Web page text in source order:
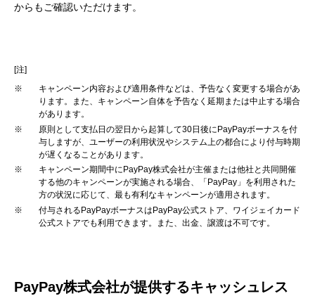
からもご確認いただけます。
[注]
※
キャンペーン内容および適用条件などは、予告なく変更する場合があ
ります。また、キャンペーン自体を予告なく延期または中止する場合
があります。
※
原則として支払日の翌日から起算して30日後にPayPayボーナスを付
与しますが、ユーザーの利用状況やシステム上の都合により付与時期
が遅くなることがあります。
※
キャンペーン期間中にPayPay株式会社が主催または他社と共同開催
する他のキャンペーンが実施される場合、「PayPay」を利用された
方の状況に応じて、最も有利なキャンペーンが適用されます。
※
付与されるPayPayボーナスはPayPay公式ストア、ワイジェイカード
公式ストアでも利用できます。また、出金、譲渡は不可です。
PayPay株式会社が提供するキャッシュレス